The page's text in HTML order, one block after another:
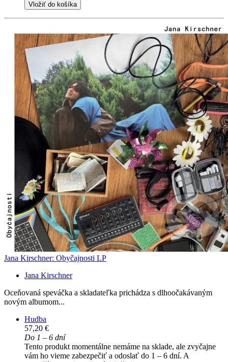
Vložiť do košíka
Jana Kirschner: Obyčajnosti LP
Jana Kirschner
Oceňovaná speváčka a skladateľka prichádza s dlhoočakávaným
novým albumom...
Hudba
57,20 €
Do 1 – 6 dní
Tento produkt momentálne nemáme na sklade, ale zvyčajne
vám ho vieme zabezpečiť a odoslať do 1 – 6 dní. A